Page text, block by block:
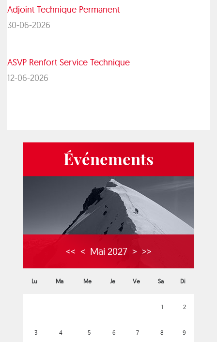
Adjoint Technique Permanent
30-06-2026
ASVP Renfort Service Technique
12-06-2026
Événements
<< < Mai 2027 > >>
Lu Ma Me Je Ve Sa Di
1 2
3 4 5 6 7 8 9